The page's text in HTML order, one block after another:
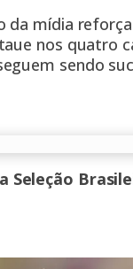
da mídia
nos quatro
sendo